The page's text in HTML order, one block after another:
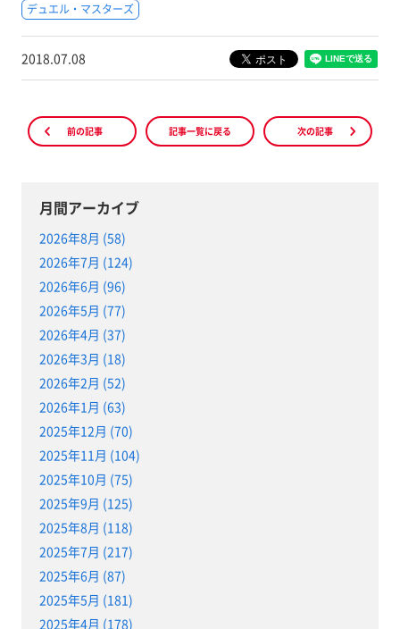
デュエル・マスターズ
2018.07.08
前の記事 記事一覧に戻る 次の記事
月間アーカイブ
2026年8月 (58)
2026年7月 (124)
2026年6月 (96)
2026年5月 (77)
2026年4月 (37)
2026年3月 (18)
2026年2月 (52)
2026年1月 (63)
2025年12月 (70)
2025年11月 (104)
2025年10月 (75)
2025年9月 (125)
2025年8月 (118)
2025年7月 (217)
2025年6月 (87)
2025年5月 (181)
2025年4月 (178)